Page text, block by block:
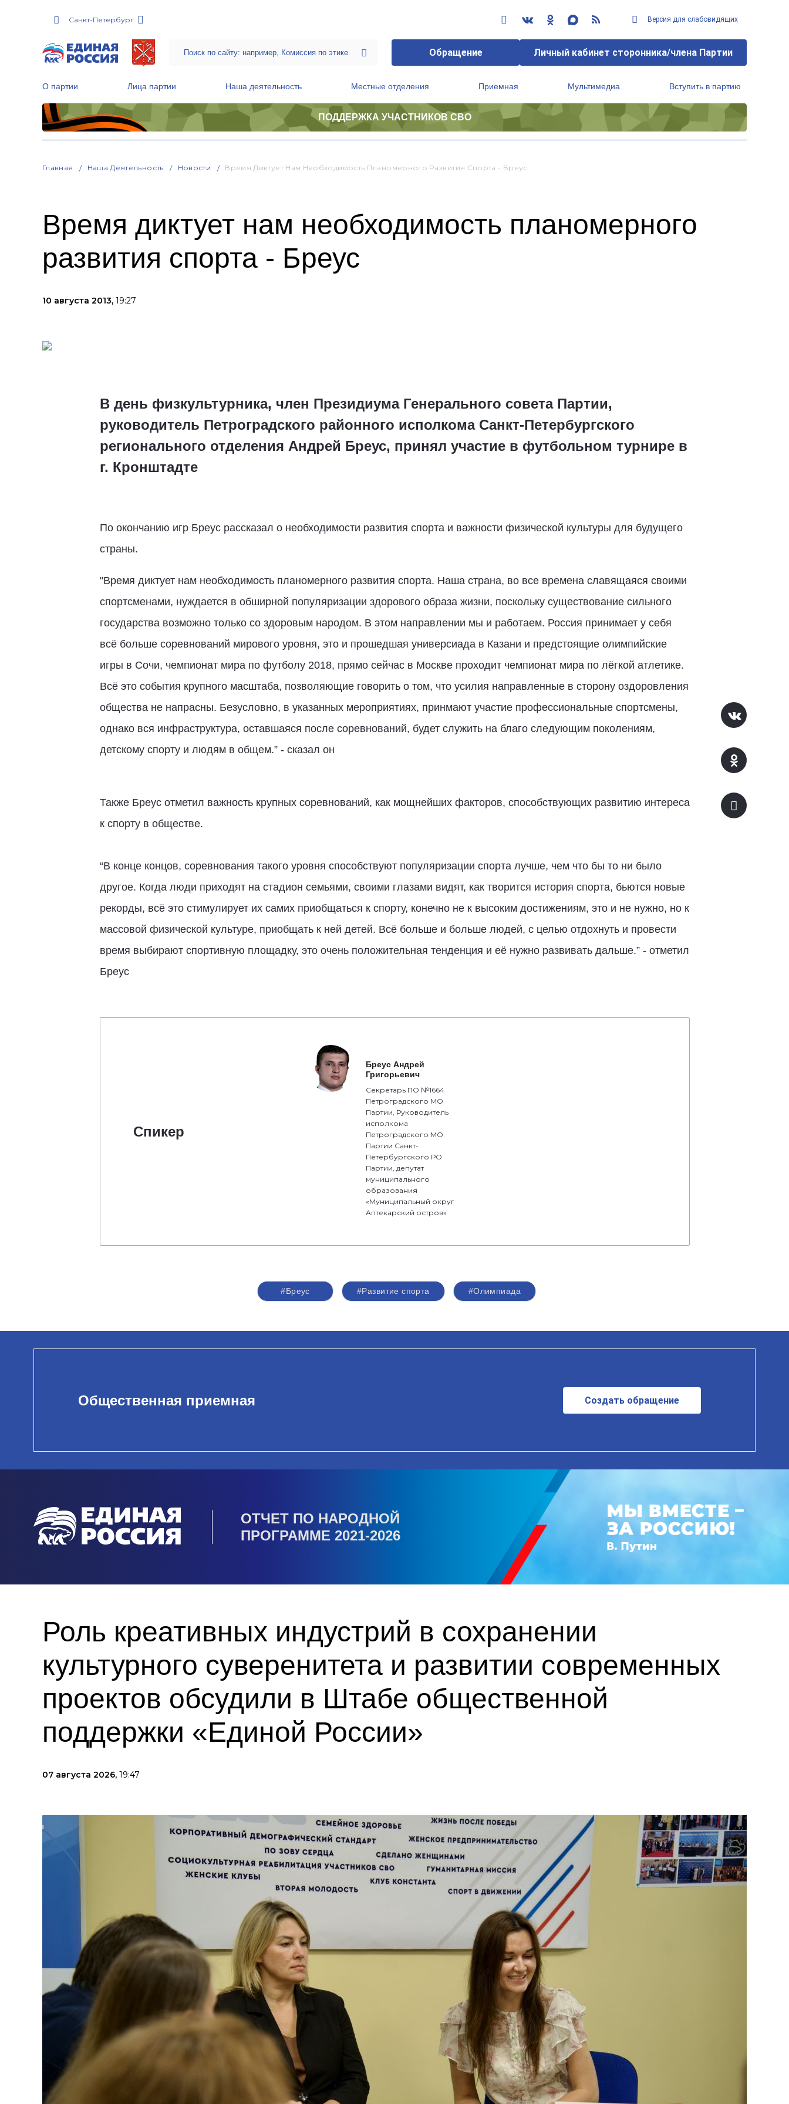
Санкт-Петербург Версия для слабовидящих
Обращение Личный кабинет сторонника/члена Партии
О партии Лица партии Наша деятельность Местные отделения Приемная Мультимедиа Вступить в партию
ПОДДЕРЖКА УЧАСТНИКОВ СВО
Главная Наша Деятельность Новости Время Диктует Нам Необходимость Планомерного Развития Спорта - Бреус
Время диктует нам необходимость планомерного
развития спорта - Бреус
10 августа 2013, 19:27
В день физкультурника, член Президиума Генерального совета Партии,
руководитель Петроградского районного исполкома Санкт-Петербургского
регионального отделения Андрей Бреус, принял участие в футбольном турнире в
г. Кронштадте
По окончанию игр Бреус рассказал о необходимости развития спорта и важности физической культуры для будущего
страны.
"Время диктует нам необходимость планомерного развития спорта. Наша страна, во все времена славящаяся своими
спортсменами, нуждается в обширной популяризации здорового образа жизни, поскольку существование сильного
государства возможно только со здоровым народом. В этом направлении мы и работаем. Россия принимает у себя
всё больше соревнований мирового уровня, это и прошедшая универсиада в Казани и предстоящие олимпийские
игры в Сочи, чемпионат мира по футболу 2018, прямо сейчас в Москве проходит чемпионат мира по лёгкой атлетике.
Всё это события крупного масштаба, позволяющие говорить о том, что усилия направленные в сторону оздоровления
общества не напрасны. Безусловно, в указанных мероприятиях, принмают участие профессиональные спортсмены,
однако вся инфраструктура, оставшаяся после соревнований, будет служить на благо следующим поколениям,
детскому спорту и людям в общем.” - сказал он
Также Бреус отметил важность крупных соревнований, как мощнейших факторов, способствующих развитию интереса
к спорту в обществе.
“В конце концов, соревнования такого уровня способствуют популяризации спорта лучше, чем что бы то ни было
другое. Когда люди приходят на стадион семьями, своими глазами видят, как творится история спорта, бьются новые
рекорды, всё это стимулирует их самих приобщаться к спорту, конечно не к высоким достижениям, это и не нужно, но к
массовой физической культуре, приобщать к ней детей. Всё больше и больше людей, с целью отдохнуть и провести
время выбирают спортивную площадку, это очень положительная тенденция и её нужно развивать дальше.” - отметил
Бреус
Спикер
Бреус Андрей
Григорьевич
Секретарь ПО №1664
Петроградского МО
Партии, Руководитель
исполкома
Петроградского МО
Партии Санкт-
Петербургского РО
Партии, депутат
муниципального
образования
«Муниципальный округ
Аптекарский остров»
#Бреус #Развитие спорта #Олимпиада
Общественная приемная Создать обращение
ОТЧЕТ ПО НАРОДНОЙ
ПРОГРАММЕ 2021-2026
Роль креативных индустрий в сохранении
культурного суверенитета и развитии современных
проектов обсудили в Штабе общественной
поддержки «Единой России»
07 августа 2026, 19:47